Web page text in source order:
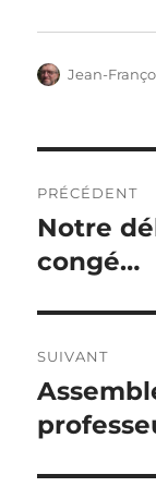
Auteur
Jean-
de
l’article
PRÉCÉDENT
Article
précédent :
Notre
congé…
SUIVANT
Article
suivant :